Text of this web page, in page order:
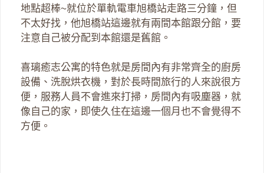
地點超棒~就位於單軌電車旭橋站走路三分鐘，但
不太好找，他旭橋站這邊就有兩間本館跟分館，要
注意自己被分配到本館還是舊館。
喜璃癒志公寓的特色就是房間內有非常齊全的廚房
設備、洗脫烘衣機，對於長時間旅行的人來說很方
便，服務人員不會進來打掃，房間內有吸塵器，就
像自己的家，即使久住在這邊一個月也不會覺得不
方便。